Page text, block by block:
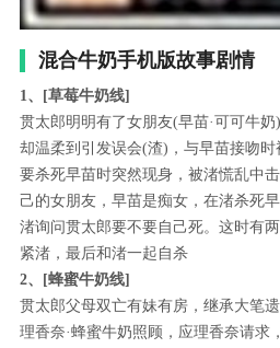
混合牛奶手机版故事剧情
1、[草莓牛奶线]
贯太郎明明有了女朋友(早苗·可可牛
却温柔到引发误会(渣)，与早苗接吻
要杀死早苗时突然现身，被渚慌乱中
己的女朋友，早苗是痴女，在渚杀死
渚询问贯太郎要不要自己死。这时有
紧渚，最后和渚一起自杀
2、[蜂蜜牛奶线]
贯太郎父母双亡有妹有房，继承大笔
理香奈·蜂蜜牛奶照顾，应理香奈请求